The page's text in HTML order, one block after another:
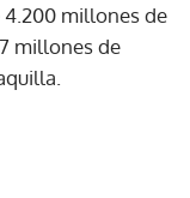
4.200 millones de
millones de